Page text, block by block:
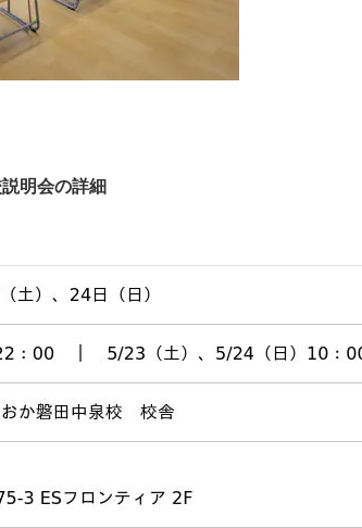
明会の詳細